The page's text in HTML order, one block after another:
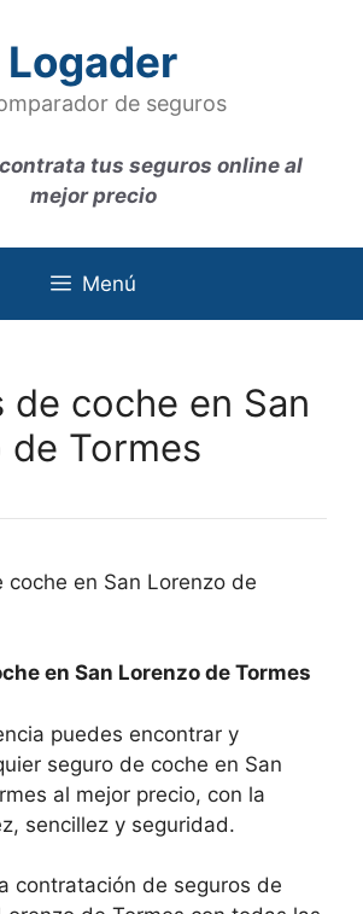
Logader
de seguros
tus seguros online al
mejor precio
Menú
de coche en San
de Tormes
en San Lorenzo de Tormes
puedes encontrar y
seguro de coche en San
al mejor precio, con la
sencillez y seguridad.
contratación de seguros de